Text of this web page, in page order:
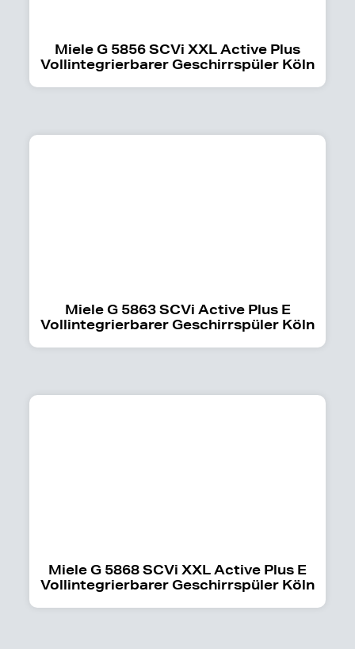
Miele G 5856 SCVi XXL Active Plus
Vollintegrierbarer Geschirrspüler Köln
Miele G 5863 SCVi Active Plus E
Vollintegrierbarer Geschirrspüler Köln
Miele G 5868 SCVi XXL Active Plus E
Vollintegrierbarer Geschirrspüler Köln